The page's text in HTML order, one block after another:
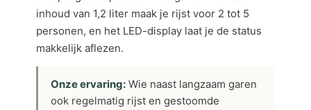
inhoud van 1,2 liter maak je rijst voor 2 tot 5
personen, en het LED-display laat je de status
makkelijk aflezen.
Onze ervaring: Wie naast langzaam garen
ook regelmatig rijst en gestoomde